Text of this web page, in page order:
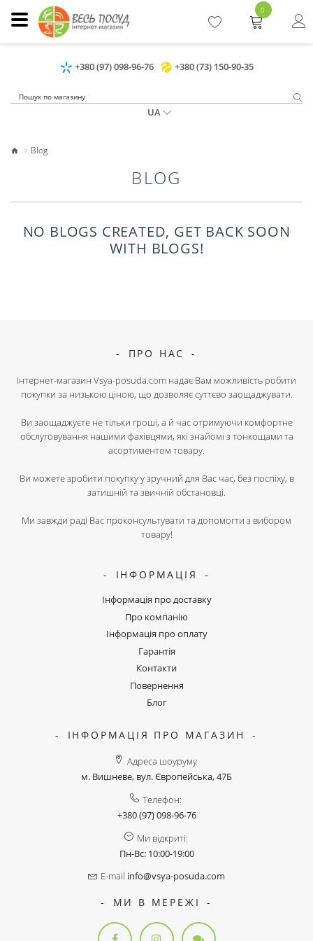
+380 (97) 098-96-76 +380 (73) 150-90-35
UA
0
Blog
BLOG
NO BLOGS CREATED, GET BACK SOON
WITH BLOGS!
ПРО НАС
Інтернет-магазин Vsya-posuda.com надає Вам можливість робити
покупки за низькою ціною, що дозволяє суттєво заощаджувати.
Ви заощаджуєте не тільки гроші, а й час отримуючи комфортне
обслуговування нашими фахівцями, які знайомі з тонкощами та
асортиментом товару.
Ви можете зробити покупку у зручний для Вас час, без поспіху, в
затишній та звичній обстановці.
Ми завжди раді Вас проконсультувати та допомогти з вибором
товару!
ІНФОРМАЦІЯ
Інформація про доставку
Про компанію
Інформація про оплату
Гарантія
Контакти
Повернення
Блог
ІНФОРМАЦІЯ ПРО МАГАЗИН
Адреса шоуруму
м. Вишневе, вул. Європейська, 47Б
Телефон:
+380 (97) 098-96-76
Ми відкриті:
Пн-Вс: 10:00-19:00
E-mail info@vsya-posuda.com
МИ В МЕРЕЖІ